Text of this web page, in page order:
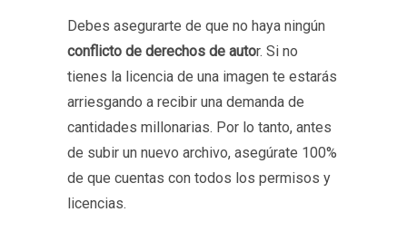
Debes asegurarte de que no haya ningún
conflicto de derechos de autor. Si no
tienes la licencia de una imagen te estarás
arriesgando a recibir una demanda de
cantidades millonarias. Por lo tanto, antes
de subir un nuevo archivo, asegúrate 100%
de que cuentas con todos los permisos y
licencias.